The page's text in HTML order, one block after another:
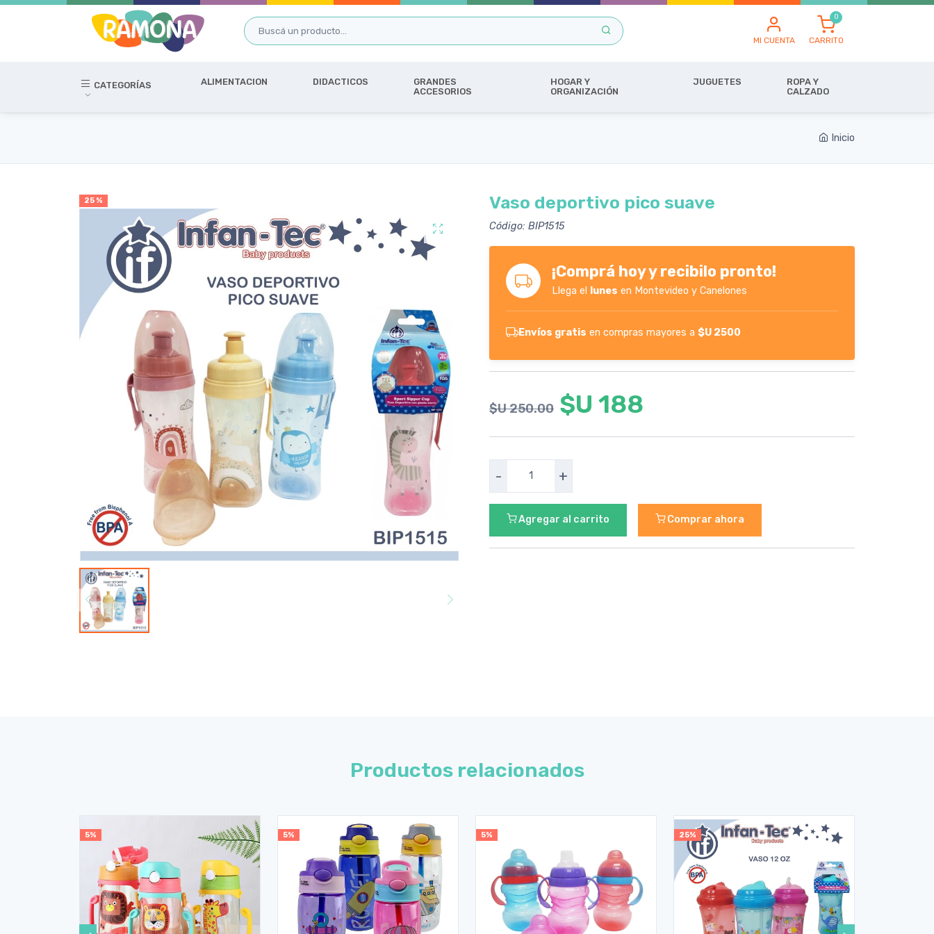
MI CUENTA CARRITO
CATEGORÍAS ALIMENTACION DIDACTICOS
GRANDES
ACCESORIOS
HOGAR Y
ORGANIZACIÓN
JUGUETES
ROPA Y
CALZADO
Inicio
25 % Vaso deportivo pico suave
Código: BIP1515
¡Comprá hoy y recibilo pronto!
Llega el lunes en Montevideo y Canelones
Envíos gratis en compras mayores a $U 2500
$U 250.00 $U 188
- +
Agregar al carrito Comprar ahora
Productos relacionados
5% 5% 5% 25%